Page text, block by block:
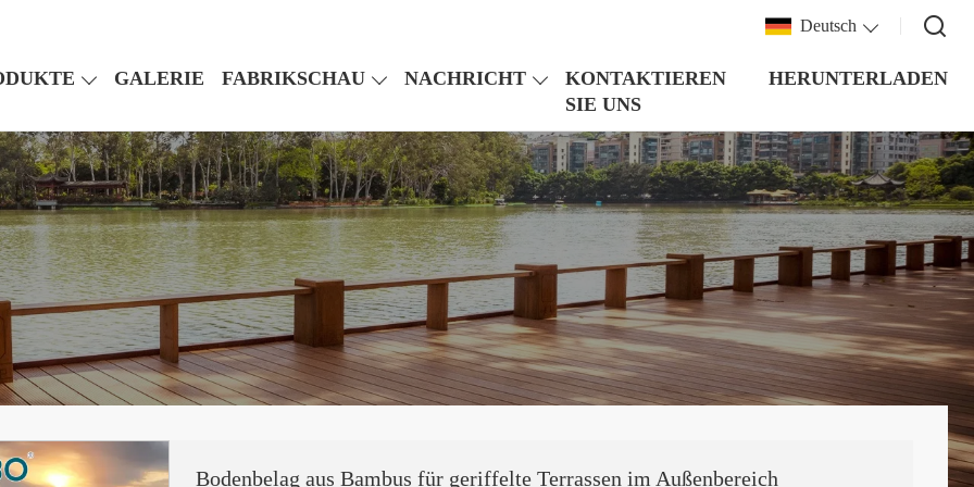
Deutsch
GALERIE FABRIKSCHAU NACHRICHT
KONTAKTIEREN
SIE UNS
HERUNTERLADEN
Bodenbelag aus Bambus für geriffelte Terrassen im Außenbereich